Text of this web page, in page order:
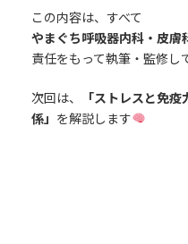
この内容は、すべて
やまぐち呼吸器内科・皮膚
責任をもって執筆・監修し
次回は、
「ストレスと免
係」 を解説します